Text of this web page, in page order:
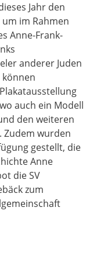
Jahr den
um im Rahmen
Anne-Frank-
anderer Juden
auch ein Modell
den weiteren
Zudem wurden
gestellt, die
Anne
die SV
zum